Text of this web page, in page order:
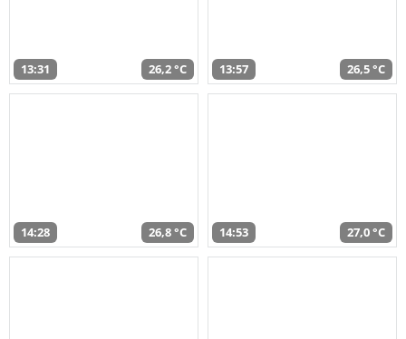
13:31 26,2 °C 13:57 26,5 °C
14:28 26,8 °C 14:53 27,0 °C